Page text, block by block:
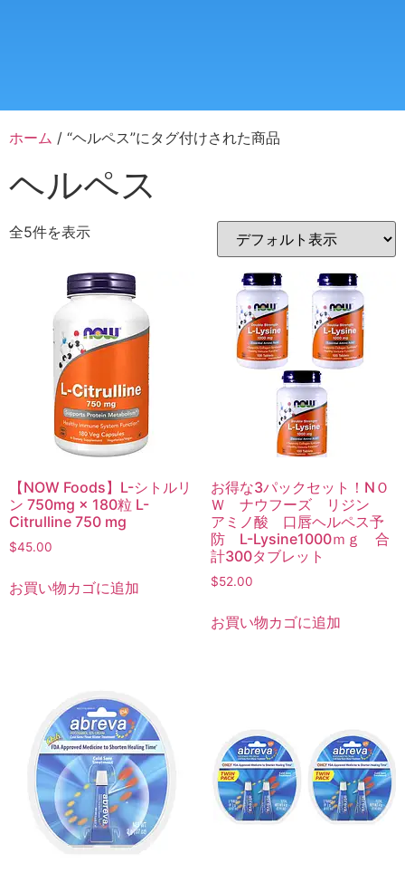
ホーム / “ヘルペス”にタグ付けされた商品
ヘルペス
全5件を表示
【NOW Foods】L-シトルリ
ン 750mg × 180粒 L-
Citrulline 750 mg
$45.00
お買い物カゴに追加
お得な3パックセット！NＯ
Ｗ ナウフーズ リジン
アミノ酸 口唇ヘルペス予
防 L-Lysine1000ｍｇ 合
計300タブレット
$52.00
お買い物カゴに追加